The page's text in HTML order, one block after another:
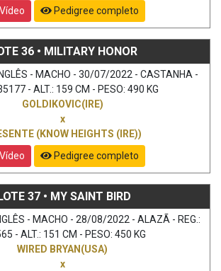
Vídeo
Pedigree completo
36 • MILITARY HONOR
- MACHO - 30/07/2022 - CASTANHA -
- ALT.: 159 CM - PESO: 490 KG
GOLDIKOVIC(IRE)
x
(KNOW HEIGHTS (IRE))
Vídeo
Pedigree completo
37 • MY SAINT BIRD
- MACHO - 28/08/2022 - ALAZÃ - REG.:
- ALT.: 151 CM - PESO: 450 KG
WIRED BRYAN(USA)
x